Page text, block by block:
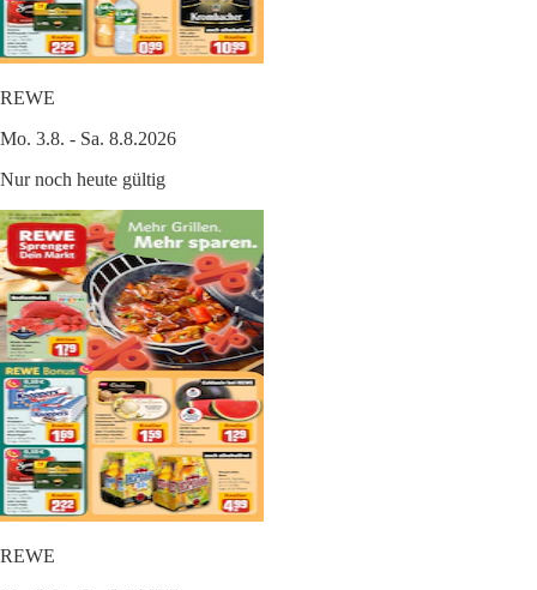
REWE
Mo. 3.8. - Sa. 8.8.2026
Nur noch heute gültig
REWE